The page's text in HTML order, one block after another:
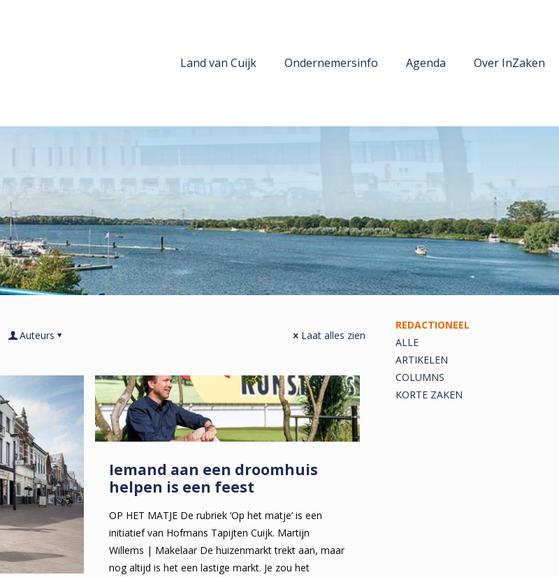
Land van Cuijk Ondernemersinfo Agenda Over InZaken
Auteurs Laat alles zien
Iemand aan een droomhuis
helpen is een feest
OP HET MATJE De rubriek ‘Op het matje’ is een
initiatief van Hofmans Tapijten Cuijk. Martijn
Willems | Makelaar De huizenmarkt trekt aan, maar
nog altijd is het een lastige markt. Je zou het
REDACTIONEEL
ALLE
ARTIKELEN
COLUMNS
KORTE ZAKEN